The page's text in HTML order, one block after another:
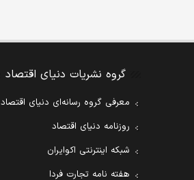
گروه نشریات دنیای اقتصاد
معرفی گروه رسانه‌ای دنیای اقتصاد
روزنامه دنیای اقتصاد
شبکه اینترنتی اکوایران
هفته نامه تجارت فردا